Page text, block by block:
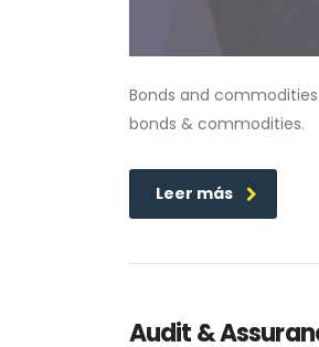
Bonds and
bonds & commodities.
Leer más
Audit &